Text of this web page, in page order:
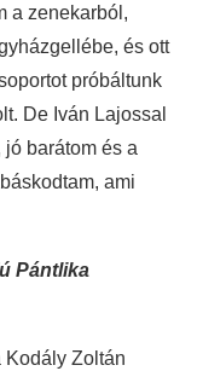
a zenekarból,
és ott
próbáltunk
De Iván Lajossal
barátom és a
ami
Pántlika
Kodály Zoltán